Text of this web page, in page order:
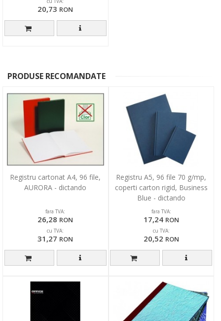
20,73 RON
PRODUSE RECOMANDATE
Registru cartonat A4, 96 file,
AURORA - dictando
fara TVA:
26,28 RON
cu TVA:
31,27 RON
Registru A5, 96 file 70 g/mp,
coperti carton rigid, Business
Blue - dictando
fara TVA:
17,24 RON
cu TVA:
20,52 RON